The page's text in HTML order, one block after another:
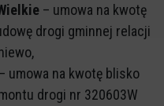
– umowa na kwotę
drogi gminnej relacji
– umowa na kwotę blisko
drogi nr 320603W